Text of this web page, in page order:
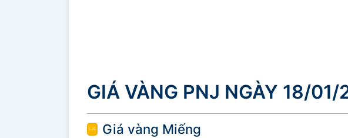
GIÁ VÀNG PNJ NGÀY 18/
Giá vàng Miếng